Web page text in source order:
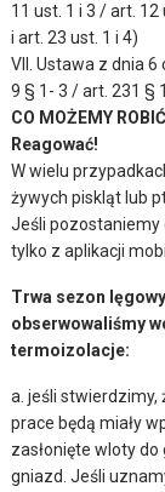
11 ust. 1 i 3 / art. 12
i art. 23 ust. 1 i 4)
VII. Ustawa z dnia
9 § 1- 3 / art. 231 §
CO MOŻEMY
Reagować!
W wielu
żywych piskląt lub
Jeśli pozostaniemy
tylko z aplikacji
Trwa sezon
obserwowaliśmy
termoizolacje:
a. jeśli stwierdzimy,
prace będą miały
zasłonięte wloty
gniazd. Jeśli